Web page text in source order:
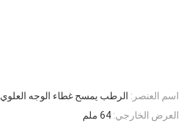
اسم العنصر: الرطب يمسح غطاء الوجه العلوي
العرض الخارجي: 64 ملم